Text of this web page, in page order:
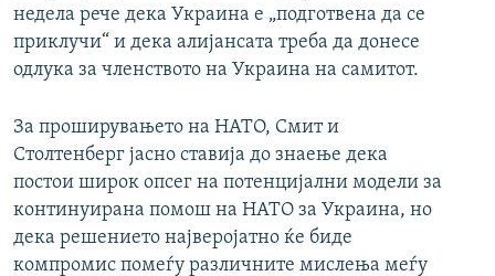
недела рече дека Украина е „подготвена да се
приклучи“ и дека алијансата треба да донесе
одлука за членството на Украина на самитот.
За проширувањето на НАТО, Смит и
Столтенберг јасно ставија до знаење дека
постои широк опсег на потенцијални модели за
континуирана помош на НАТО за Украина, но
дека решението најверојатно ќе биде
компромис помеѓу различните мислења меѓу